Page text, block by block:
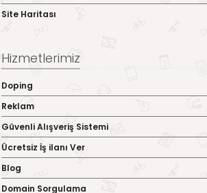
Site Haritası
Hizmetlerimiz
Doping
Reklam
Güvenli Alışveriş Sistemi
Ücretsiz İş ilanı Ver
Blog
Domain Sorgulama